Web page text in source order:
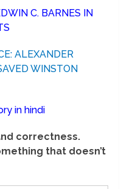
C. BARNES IN
ALEXANDER
WINSTON
in hindi
correctness.
that doesn’t